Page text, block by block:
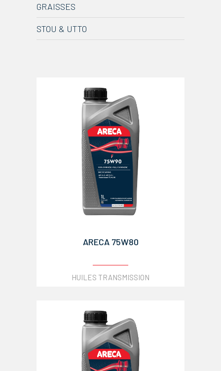
GRAISSES
STOU & UTTO
ARECA 75W80
HUILES TRANSMISSION